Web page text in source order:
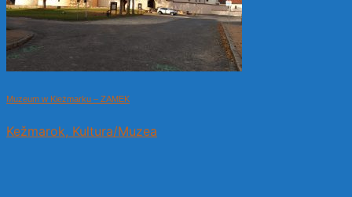
Muzeum w Kieżmarku – ZAMEK
Kežmarok, Kultura/Muzea